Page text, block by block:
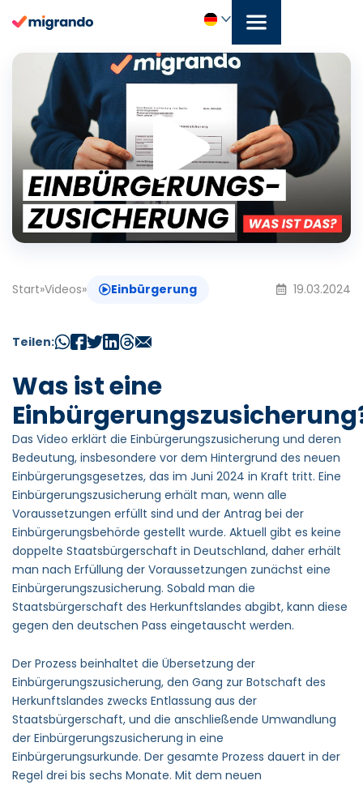
Inhalt
Deutsch
Play
Start»Videos» Einbürgerung 19.03.2024
Teilen:
Was ist eine
Das Video erklärt die Einbürgerungszusicherung und deren
Bedeutung, insbesondere vor dem Hintergrund des neuen
Einbürgerungsgesetzes, das im Juni 2024 in Kraft tritt. Eine
Einbürgerungszusicherung erhält man, wenn alle
Voraussetzungen erfüllt sind und der Antrag bei der
Einbürgerungsbehörde gestellt wurde. Aktuell gibt es keine
doppelte Staatsbürgerschaft in Deutschland, daher erhält
man nach Erfüllung der Voraussetzungen zunächst eine
Einbürgerungszusicherung. Sobald man die
Staatsbürgerschaft des Herkunftslandes abgibt, kann diese
gegen den deutschen Pass eingetauscht werden.
Der Prozess beinhaltet die Übersetzung der
Einbürgerungszusicherung, den Gang zur Botschaft des
Herkunftslandes zwecks Entlassung aus der
Staatsbürgerschaft, und die anschließende Umwandlung
der Einbürgerungszusicherung in eine
Einbürgerungsurkunde. Der gesamte Prozess dauert in der
Regel drei bis sechs Monate. Mit dem neuen